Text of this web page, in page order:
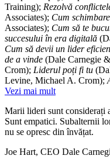
Training); Rezolvă
Associates); Cum
Associates); Cum să te
succesului în era digitală
Cum să devii un lider
de a vinde (Dale Carnegie
Crom); Liderul poți fi tu
Levine, Michael A. Crom);
Vezi mai mult
Marii lideri sunt considerați
Sunt empatici. Subalternii
nu se opresc din învățat.
Joe Hart, CEO Dale